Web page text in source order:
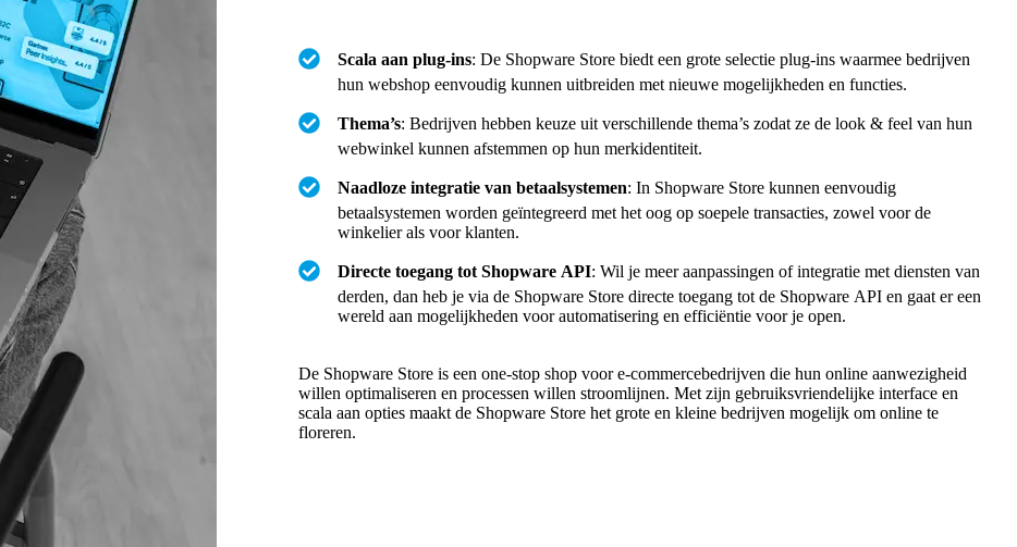
Scala aan plug-ins: De Shopware Store biedt een grote selectie plug-ins waarmee bedrijven
hun webshop eenvoudig kunnen uitbreiden met nieuwe mogelijkheden en functies.
Thema’s: Bedrijven hebben keuze uit verschillende thema’s zodat ze de look & feel van hun
webwinkel kunnen afstemmen op hun merkidentiteit.
Naadloze integratie van betaalsystemen: In Shopware Store kunnen eenvoudig
betaalsystemen worden geïntegreerd met het oog op soepele transacties, zowel voor de
winkelier als voor klanten.
Directe toegang tot Shopware API: Wil je meer aanpassingen of integratie met diensten van
derden, dan heb je via de Shopware Store directe toegang tot de Shopware API en gaat er een
wereld aan mogelijkheden voor automatisering en efficiëntie voor je open.
De Shopware Store is een one-stop shop voor e-commercebedrijven die hun online aanwezigheid
willen optimaliseren en processen willen stroomlijnen. Met zijn gebruiksvriendelijke interface en
scala aan opties maakt de Shopware Store het grote en kleine bedrijven mogelijk om online te
floreren.